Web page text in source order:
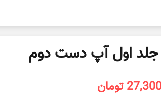
اول آپ دست دوم
تومان